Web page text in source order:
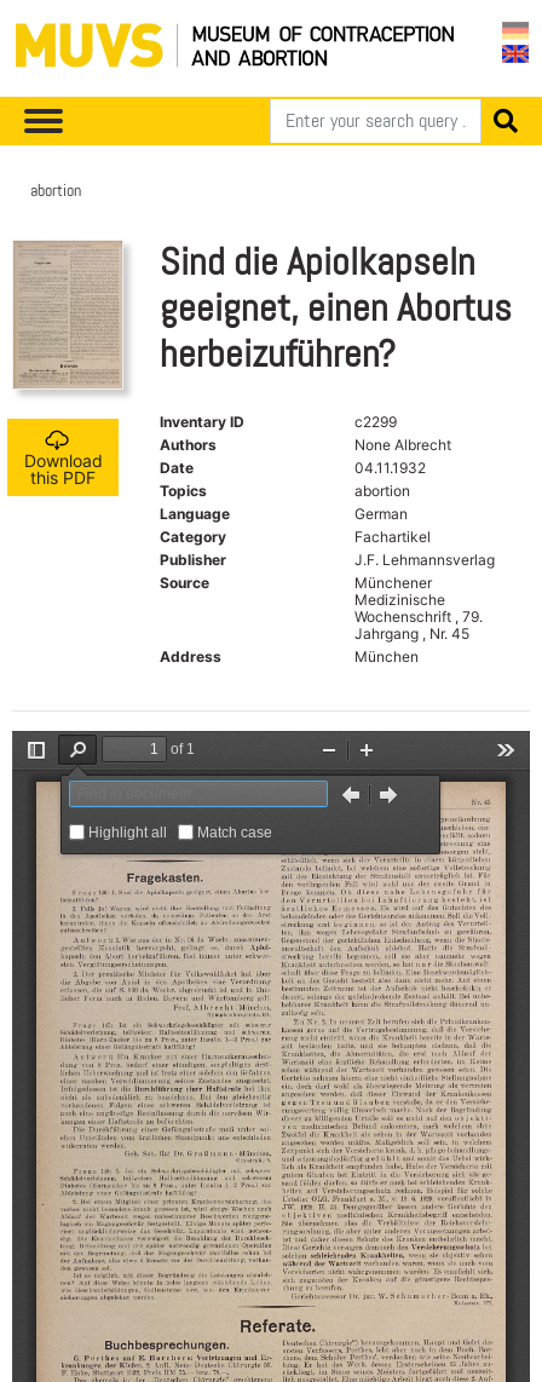
abortion
Download
this PDF
Sind die Apiolkapseln
geeignet, einen Abortus
herbeizuführen?
Inventary ID
c2299
Authors
None Albrecht
Date
04.11.1932
Topics
abortion
Language
German
Category
Fachartikel
Publisher
J.F. Lehmannsverlag
Source
Münchener
Medizinische
Wochenschrift , 79.
Jahrgang , Nr. 45
Address
München